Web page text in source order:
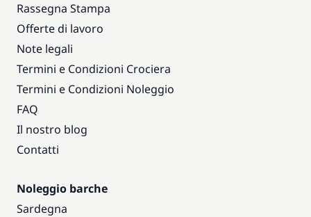
Rassegna Stampa
Offerte di lavoro
Note legali
Termini e Condizioni Crociera
Termini e Condizioni Noleggio
FAQ
Il nostro blog
Contatti
Noleggio barche
Sardegna